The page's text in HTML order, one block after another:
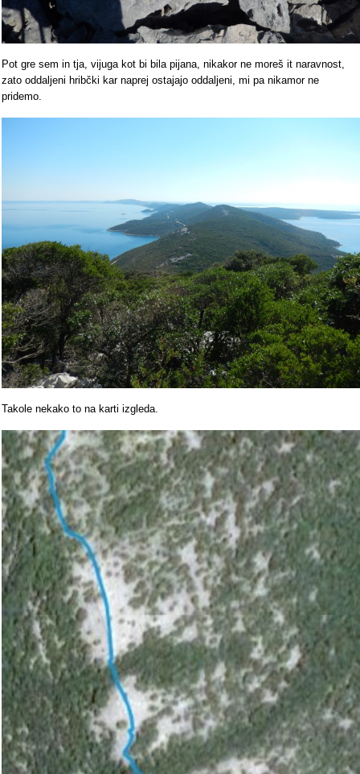
Pot gre sem in tja, vijuga kot bi bila pijana, nikakor ne moreš it naravnost,
zato oddaljeni hribčki kar naprej ostajajo oddaljeni, mi pa nikamor ne
pridemo.
Takole nekako to na karti izgleda.